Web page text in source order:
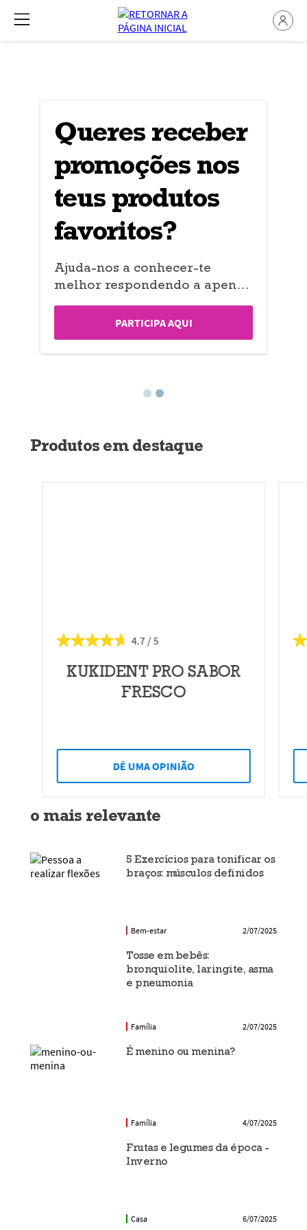
Queres receber
promoções nos
teus produtos
favoritos?
Ajuda-nos a conhecer-te
melhor respondendo a apenas
3 perguntas
PARTICIPA AQUI
Produtos em destaque
4.7
KUKIDENT PRO SABOR
FRESCO
DÊ UMA OPINIÃO
o mais relevante
5 Exercícios para tonificar os
braços: músculos definidos
Bem-estar 2/07/2025
Tosse em bebês:
bronquiolite, laringite, asma
e pneumonia
Família 2/07/2025
É menino ou menina?
Família 4/07/2025
Frutas e legumes da época -
Inverno
Casa 6/07/2025